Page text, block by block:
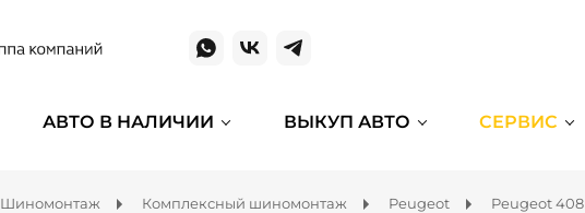
АВТО В НАЛИЧИИ ВЫКУП АВТО СЕРВИС
Шиномонтаж Комплексный шиномонтаж Peugeot Peugeot 408